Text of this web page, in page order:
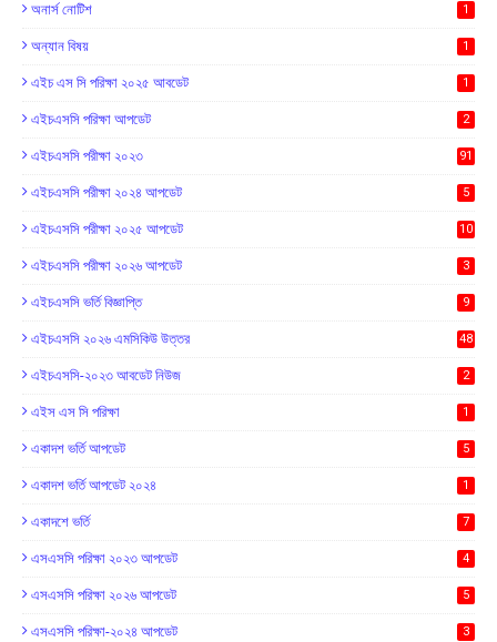
অনার্স নোটিশ 1
অন্যান বিষয় 1
এইচ এস সি পরিক্ষা ২০২৫ আবডেট 1
এইচএসসি পরিক্ষা আপডেট 2
এইচএসসি পরীক্ষা ২০২৩ 91
এইচএসসি পরীক্ষা ২০২৪ আপডেট 5
এইচএসসি পরীক্ষা ২০২৫ আপডেট 10
এইচএসসি পরীক্ষা ২০২৬ আপডেট 3
এইচএসসি ভর্তি বিজ্ঞাপ্তি 9
এইচএসসি ২০২৬ এমসিকিউ উত্তর 48
এইচএসসি-২০২৩ আবডেট নিউজ 2
এইস এস সি পরিক্ষা 1
একাদশ ভর্তি আপডেট 5
একাদশ ভর্তি আপডেট ২০২৪ 1
একাদশে ভর্তি 7
এসএসসি পরিক্ষা ২০২৩ আপডেট 4
এসএসসি পরিক্ষা ২০২৬ আপডেট 5
এসএসসি পরিক্ষা-২০২৪ আপডেট 3